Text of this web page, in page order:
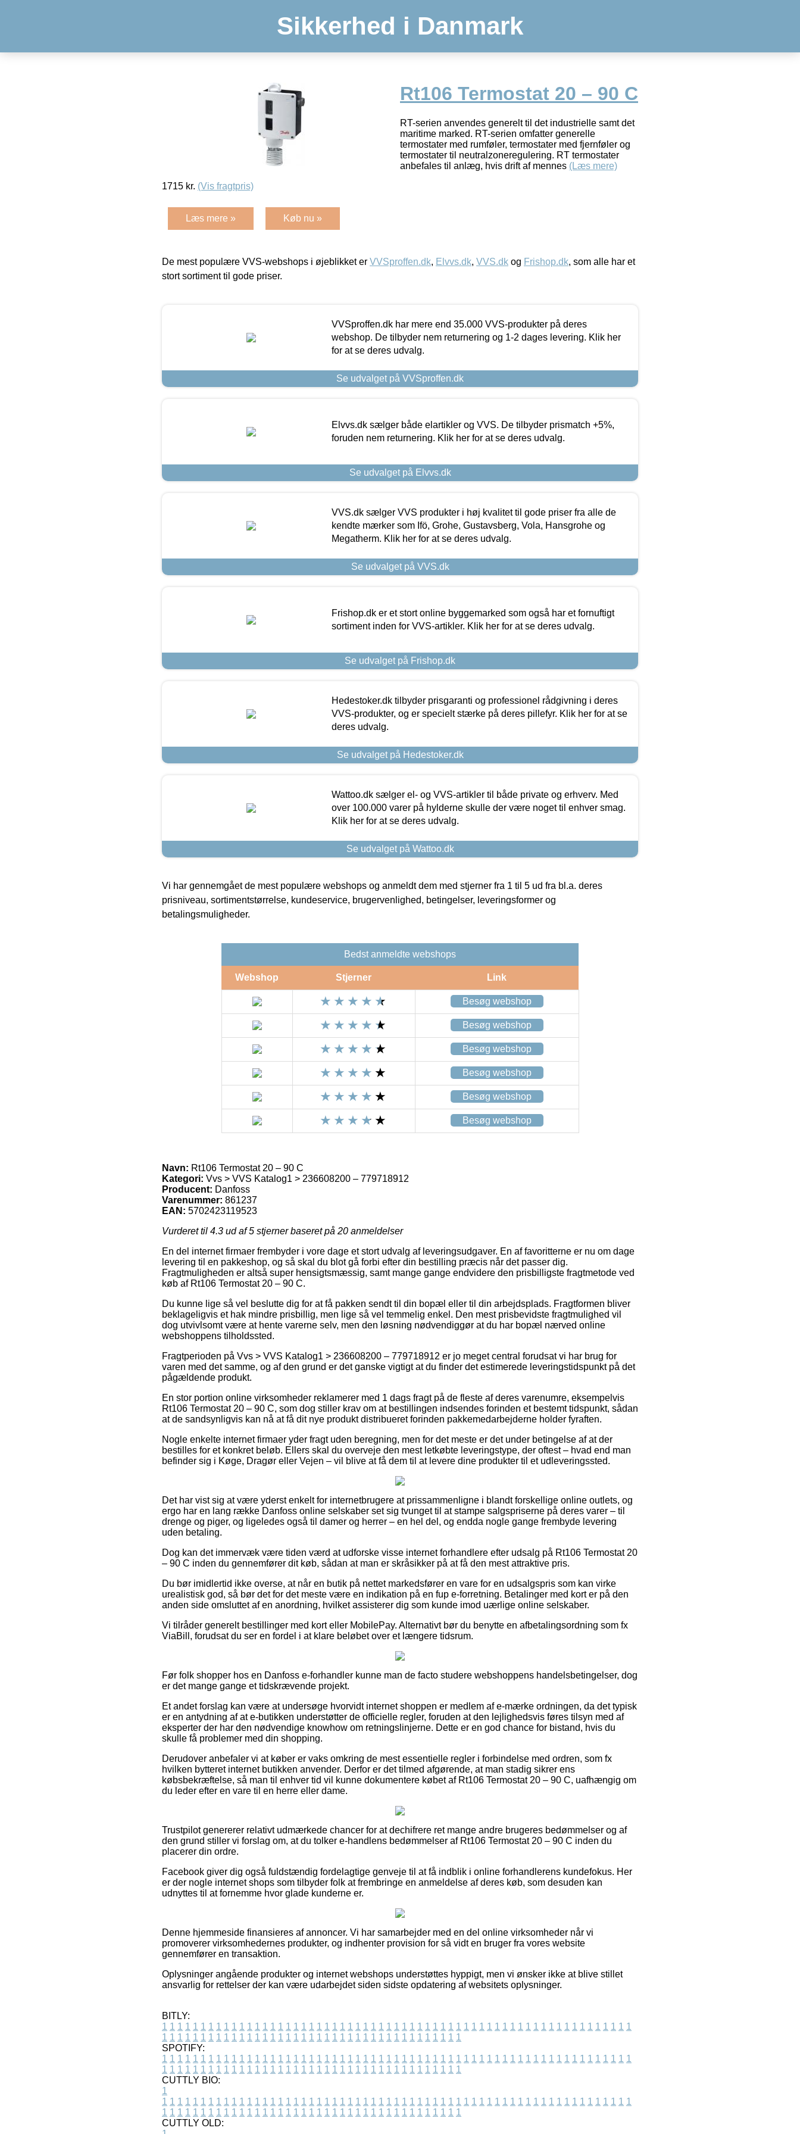
Sikkerhed i Danmark
Rt106 Termostat 20 – 90 C
RT-serien anvendes generelt til det industrielle samt det
maritime marked. RT-serien omfatter generelle
termostater med rumføler, termostater med fjernføler og
termostater til neutralzoneregulering. RT termostater
anbefales til anlæg, hvis drift af mennes (Læs mere)
1715 kr. (Vis fragtpris)
Læs mere » Køb nu »
De mest populære VVS-webshops i øjeblikket er VVSproffen.dk, Elvvs.dk, VVS.dk og Frishop.dk, som alle har et
stort sortiment til gode priser.
VVSproffen.dk har mere end 35.000 VVS-produkter på deres
webshop. De tilbyder nem returnering og 1-2 dages levering. Klik her
for at se deres udvalg.
Se udvalget på VVSproffen.dk
Elvvs.dk sælger både elartikler og VVS. De tilbyder prismatch +5%,
foruden nem returnering. Klik her for at se deres udvalg.
Se udvalget på Elvvs.dk
VVS.dk sælger VVS produkter i høj kvalitet til gode priser fra alle de
kendte mærker som Ifö, Grohe, Gustavsberg, Vola, Hansgrohe og
Megatherm. Klik her for at se deres udvalg.
Se udvalget på VVS.dk
Frishop.dk er et stort online byggemarked som også har et fornuftigt
sortiment inden for VVS-artikler. Klik her for at se deres udvalg.
Se udvalget på Frishop.dk
Hedestoker.dk tilbyder prisgaranti og professionel rådgivning i deres
VVS-produkter, og er specielt stærke på deres pillefyr. Klik her for at se
deres udvalg.
Se udvalget på Hedestoker.dk
Wattoo.dk sælger el- og VVS-artikler til både private og erhverv. Med
over 100.000 varer på hylderne skulle der være noget til enhver smag.
Klik her for at se deres udvalg.
Se udvalget på Wattoo.dk
Vi har gennemgået de mest populære webshops og anmeldt dem med stjerner fra 1 til 5 ud fra bl.a. deres
prisniveau, sortimentstørrelse, kundeservice, brugervenlighed, betingelser, leveringsformer og
betalingsmuligheder.
Bedst anmeldte webshops
Webshop Stjerner Link
Besøg webshop
Besøg webshop
Besøg webshop
Besøg webshop
Besøg webshop
Besøg webshop
Navn: Rt106 Termostat 20 – 90 C
Kategori: Vvs > VVS Katalog1 > 236608200 – 779718912
Producent: Danfoss
Varenummer: 861237
EAN: 5702423119523
Vurderet til 4.3 ud af 5 stjerner baseret på 20 anmeldelser
En del internet firmaer frembyder i vore dage et stort udvalg af leveringsudgaver. En af favoritterne er nu om dage
levering til en pakkeshop, og så skal du blot gå forbi efter din bestilling præcis når det passer dig.
Fragtmuligheden er altså super hensigtsmæssig, samt mange gange endvidere den prisbilligste fragtmetode ved
køb af Rt106 Termostat 20 – 90 C.
Du kunne lige så vel beslutte dig for at få pakken sendt til din bopæl eller til din arbejdsplads. Fragtformen bliver
beklageligvis et hak mindre prisbillig, men lige så vel temmelig enkel. Den mest prisbevidste fragtmulighed vil
dog utvivlsomt være at hente varerne selv, men den løsning nødvendiggør at du har bopæl nærved online
webshoppens tilholdssted.
Fragtperioden på Vvs > VVS Katalog1 > 236608200 – 779718912 er jo meget central forudsat vi har brug for
varen med det samme, og af den grund er det ganske vigtigt at du finder det estimerede leveringstidspunkt på det
pågældende produkt.
En stor portion online virksomheder reklamerer med 1 dags fragt på de fleste af deres varenumre, eksempelvis
Rt106 Termostat 20 – 90 C, som dog stiller krav om at bestillingen indsendes forinden et bestemt tidspunkt, sådan
at de sandsynligvis kan nå at få dit nye produkt distribueret forinden pakkemedarbejderne holder fyraften.
Nogle enkelte internet firmaer yder fragt uden beregning, men for det meste er det under betingelse af at der
bestilles for et konkret beløb. Ellers skal du overveje den mest letkøbte leveringstype, der oftest – hvad end man
befinder sig i Køge, Dragør eller Vejen – vil blive at få dem til at levere dine produkter til et udleveringssted.
Det har vist sig at være yderst enkelt for internetbrugere at prissammenligne i blandt forskellige online outlets, og
ergo har en lang række Danfoss online selskaber set sig tvunget til at stampe salgspriserne på deres varer – til
drenge og piger, og ligeledes også til damer og herrer – en hel del, og endda nogle gange frembyde levering
uden betaling.
Dog kan det immervæk være tiden værd at udforske visse internet forhandlere efter udsalg på Rt106 Termostat 20
– 90 C inden du gennemfører dit køb, sådan at man er skråsikker på at få den mest attraktive pris.
Du bør imidlertid ikke overse, at når en butik på nettet markedsfører en vare for en udsalgspris som kan virke
urealistisk god, så bør det for det meste være en indikation på en fup e-forretning. Betalinger med kort er på den
anden side omsluttet af en anordning, hvilket assisterer dig som kunde imod uærlige online selskaber.
Vi tilråder generelt bestillinger med kort eller MobilePay. Alternativt bør du benytte en afbetalingsordning som fx
ViaBill, forudsat du ser en fordel i at klare beløbet over et længere tidsrum.
Før folk shopper hos en Danfoss e-forhandler kunne man de facto studere webshoppens handelsbetingelser, dog
er det mange gange et tidskrævende projekt.
Et andet forslag kan være at undersøge hvorvidt internet shoppen er medlem af e-mærke ordningen, da det typisk
er en antydning af at e-butikken understøtter de officielle regler, foruden at den lejlighedsvis føres tilsyn med af
eksperter der har den nødvendige knowhow om retningslinjerne. Dette er en god chance for bistand, hvis du
skulle få problemer med din shopping.
Derudover anbefaler vi at køber er vaks omkring de mest essentielle regler i forbindelse med ordren, som fx
hvilken bytteret internet butikken anvender. Derfor er det tilmed afgørende, at man stadig sikrer ens
købsbekræftelse, så man til enhver tid vil kunne dokumentere købet af Rt106 Termostat 20 – 90 C, uafhængig om
du leder efter en vare til en herre eller dame.
Trustpilot genererer relativt udmærkede chancer for at dechifrere ret mange andre brugeres bedømmelser og af
den grund stiller vi forslag om, at du tolker e-handlens bedømmelser af Rt106 Termostat 20 – 90 C inden du
placerer din ordre.
Facebook giver dig også fuldstændig fordelagtige genveje til at få indblik i online forhandlerens kundefokus. Her
er der nogle internet shops som tilbyder folk at frembringe en anmeldelse af deres køb, som desuden kan
udnyttes til at fornemme hvor glade kunderne er.
Denne hjemmeside finansieres af annoncer. Vi har samarbejder med en del online virksomheder når vi
promoverer virksomhedernes produkter, og indhenter provision for så vidt en bruger fra vores website
gennemfører en transaktion.
Oplysninger angående produkter og internet webshops understøttes hyppigt, men vi ønsker ikke at blive stillet
ansvarlig for rettelser der kan være udarbejdet siden sidste opdatering af websitets oplysninger.
BITLY:
1 1 1 1 1 1 1 1 1 1 1 1 1 1 1 1 1 1 1 1 1 1 1 1 1 1 1 1 1 1 1 1 1 1 1 1 1 1 1 1 1 1 1 1 1 1 1 1 1 1 1 1 1 1 1 1 1 1 1 1 1
1 1 1 1 1 1 1 1 1 1 1 1 1 1 1 1 1 1 1 1 1 1 1 1 1 1 1 1 1 1 1 1 1 1 1 1 1 1 1
SPOTIFY:
1 1 1 1 1 1 1 1 1 1 1 1 1 1 1 1 1 1 1 1 1 1 1 1 1 1 1 1 1 1 1 1 1 1 1 1 1 1 1 1 1 1 1 1 1 1 1 1 1 1 1 1 1 1 1 1 1 1 1 1 1
1 1 1 1 1 1 1 1 1 1 1 1 1 1 1 1 1 1 1 1 1 1 1 1 1 1 1 1 1 1 1 1 1 1 1 1 1 1 1
CUTTLY BIO:
1
1 1 1 1 1 1 1 1 1 1 1 1 1 1 1 1 1 1 1 1 1 1 1 1 1 1 1 1 1 1 1 1 1 1 1 1 1 1 1 1 1 1 1 1 1 1 1 1 1 1 1 1 1 1 1 1 1 1 1 1 1
1 1 1 1 1 1 1 1 1 1 1 1 1 1 1 1 1 1 1 1 1 1 1 1 1 1 1 1 1 1 1 1 1 1 1 1 1 1 1
CUTTLY OLD: